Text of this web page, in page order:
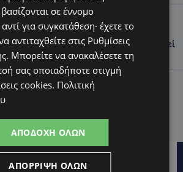
ένας 16χρονος φέρεται να έβαλε
μπυραρία – Η Αστυνομία αναζητεί
επίκεντρο η δημιουργία δομών για
ανήλικους – Αντιδρά ο Δήμος,
προϋποθέσεις το Κίνημα Οικολόγων
σε έννομο
για συγκατάθεση· έχετε το
αντιταχθείτε στις Ρυθμίσεις
. Μπορείτε να ανακαλέσετε τη
σας οποιαδήποτε στιγμή
cookies. Πολιτική
ΑΠΟΔΟΧΉ ΌΛΩΝ
ΑΠΌΡΡΙΨΗ ΌΛΩΝ